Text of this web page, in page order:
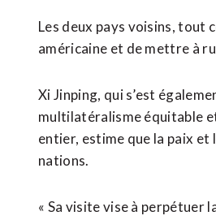
Les deux pays voisins, tout
américaine ​et de mettre à
Xi Jinping, qui s’est
multilatéralisme équitable
entier, estime que la paix
nations.
« Sa visite vise à perpétuer